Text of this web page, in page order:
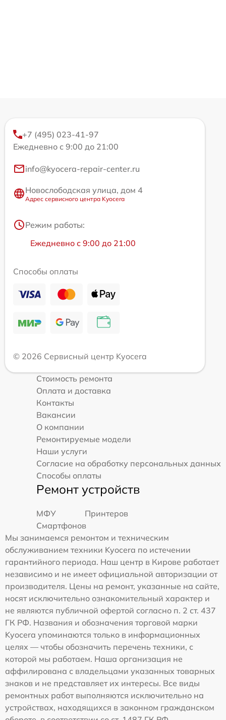
+7 (495) 023-41-97
Ежедневно с 9:00 до 21:00
info@kyocera-repair-center.ru
Новослободская улица, дом 4
Адрес сервисного центра Kyocera
Режим работы:
Ежедневно с 9:00 до 21:00
Способы оплаты
© 2026 Сервисный центр Kyocera
Стоимость ремонта
Оплата и доставка
Контакты
Вакансии
О компании
Ремонтируемые модели
Наши услуги
Согласие на обработку персональных данных
Способы оплаты
Ремонт устройств
МФУ
Принтеров
Смартфонов
Мы занимаемся ремонтом и техническим
обслуживанием техники Kyocera по истечении
гарантийного периода. Наш центр в Кирове работает
независимо и не имеет официальной авторизации от
производителя. Цены на ремонт, указанные на сайте,
носят исключительно ознакомительный характер и
не являются публичной офертой согласно п. 2 ст. 437
ГК РФ. Названия и обозначения торговой марки
Kyocera упоминаются только в информационных
целях — чтобы обозначить перечень техники, с
которой мы работаем. Наша организация не
аффилирована с владельцами указанных товарных
знаков и не представляет их интересы. Все виды
ремонтных работ выполняются исключительно на
устройствах, находящихся в законном гражданском